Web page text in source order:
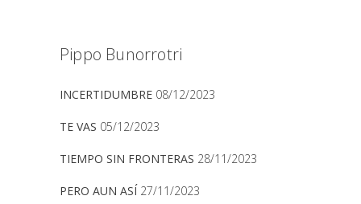
Pippo Bunorrotri
INCERTIDUMBRE 08/12/2023
TE VAS 05/12/2023
TIEMPO SIN FRONTERAS 28/11/2023
PERO AUN ASÍ 27/11/2023